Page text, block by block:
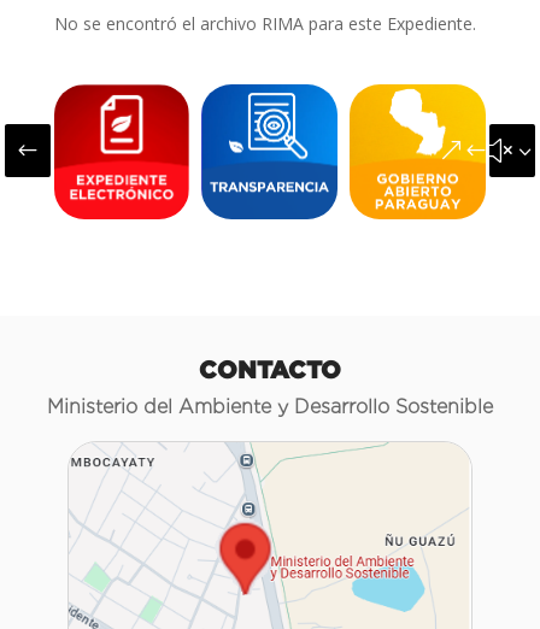
No se encontró el archivo RIMA para este Expediente.
#
CONTACTO
Ministerio del Ambiente y Desarrollo Sostenible